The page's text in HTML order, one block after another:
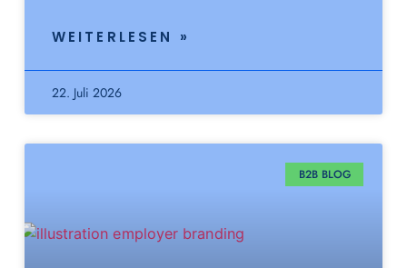
WEITERLESEN »
22. Juli 2026
B2B BLOG